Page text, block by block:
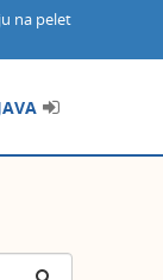
na pelet